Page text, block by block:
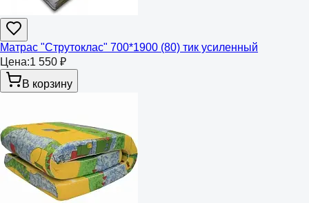
Матрас "Струтоклас" 700*1900 (80) тик усиленный
Цена:1 550 ₽
В корзину